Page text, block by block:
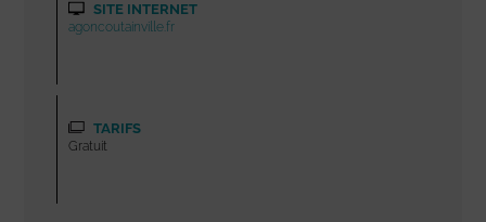
SITE INTERNET
agoncoutainville.fr
TARIFS
Gratuit